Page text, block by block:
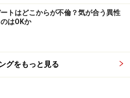
に彼女への愛情に迷うことは
との結婚を意識する段階で迷
とでもあります（いずれも比較
場合を除く）。
トはどこからが不倫？気が合う異性
はOKか
グをもっと見る